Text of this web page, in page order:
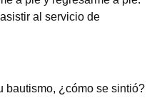
al servicio de
bautismo, ¿cómo se sintió?